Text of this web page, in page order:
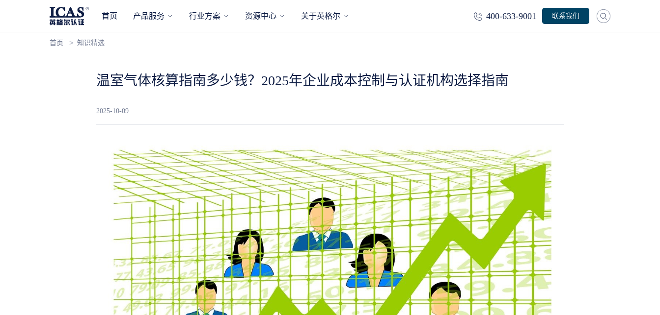
首页 产品服务 行业方案 资源中心 关于英格尔 400-633-9001 联系我们
首页 知识精选
温室气体核算指南多少钱？2025年企业成本控制与认证机构选择指南
2025-10-09